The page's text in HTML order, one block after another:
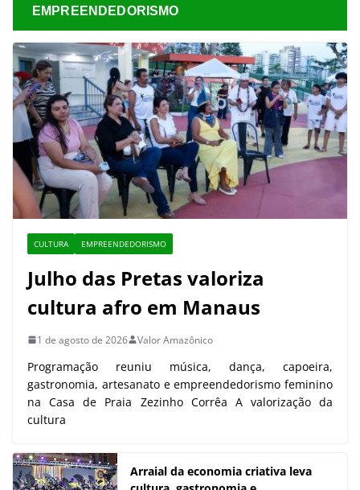
EMPREENDEDORISMO
CULTURA EMPREENDEDORISMO
Julho das Pretas valoriza
cultura afro em Manaus
1 de agosto de 2026 Valor Amazônico
Programação reuniu música, dança, capoeira,
gastronomia, artesanato e empreendedorismo feminino
na Casa de Praia Zezinho Corrêa A valorização da
cultura
Arraial da economia criativa leva